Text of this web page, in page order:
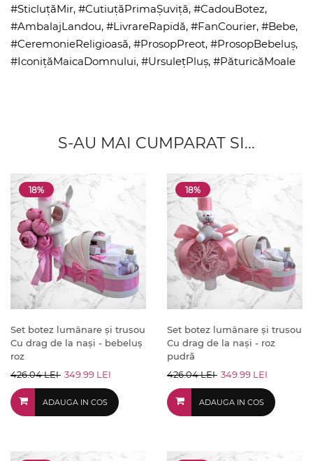
#SticluțăMir, #CutiuțăPrimaȘuviță, #CadouBotez,
#AmbalajLandou, #LivrareRapidă, #FanCourier, #Bebe,
#CeremonieReligioasă, #ProsopPreot, #ProsopBebeluș,
#IconițăMaicaDomnului, #UrsulețPluș, #PăturicăMoale
S-AU MAI CUMPARAT SI...
18%
Set botez lumânare și trusou
Cu drag de la nași - bebeluș
roz
426.04 LEI 349.99 LEI
ADAUGA IN COS
18%
Set botez lumânare și trusou
Cu drag de la nași - roz
pudră
426.04 LEI 349.99 LEI
ADAUGA IN COS